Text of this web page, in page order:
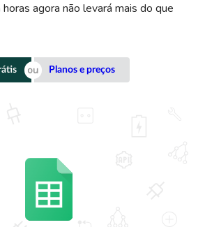
agora não levará mais do que
Planos e preços